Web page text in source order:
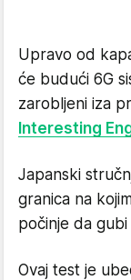
Upravo od
će budući 6G
zarobljeni iza
Interesting
Japanski
granica na
počinje da
Ovaj test je